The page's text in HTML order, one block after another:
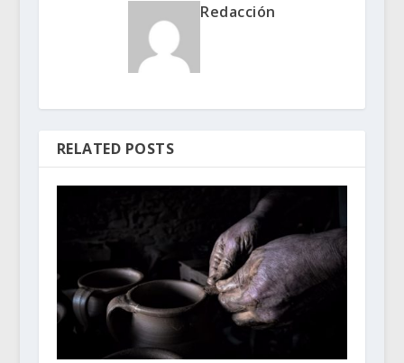
Redacción
RELATED POSTS